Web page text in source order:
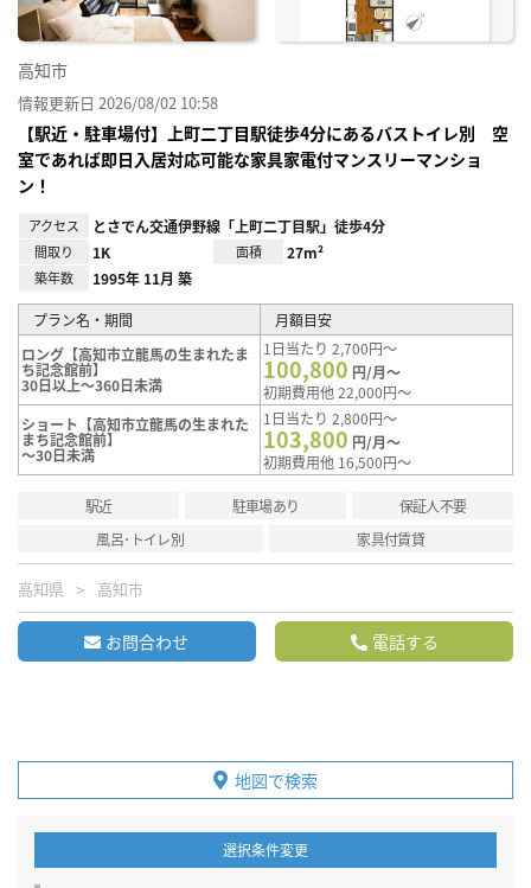
高知市
情報更新日 2026/08/02 10:58
【駅近・駐車場付】上町二丁目駅徒歩4分にあるバストイレ別 空
室であれば即日入居対応可能な家具家電付マンスリーマンショ
ン！
アクセス とさでん交通伊野線「上町二丁目駅」徒歩4分
間取り 1K 面積 27m²
築年数 1995年 11月 築
プラン名・期間
月額目安
ロング【高知市立龍馬の生まれたま
ち記念館前】
30日以上～360日未満
1日当たり 2,700円～
100,800 円/月～
初期費用他 22,000円～
ショート【高知市立龍馬の生まれた
まち記念館前】
～30日未満
1日当たり 2,800円～
103,800 円/月～
初期費用他 16,500円～
駅近 駐車場あり
保証人不要
風呂･トイレ別
家具付賃貸
高知県 高知市
お問合わせ 電話する
地図で検索
選択条件変更